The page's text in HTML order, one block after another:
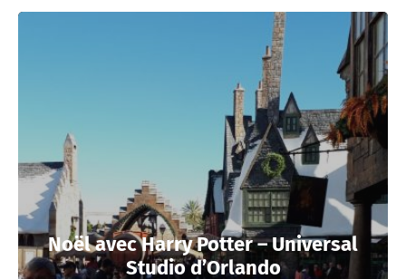
Noël avec Harry Potter – Universal
Studio d’Orlando